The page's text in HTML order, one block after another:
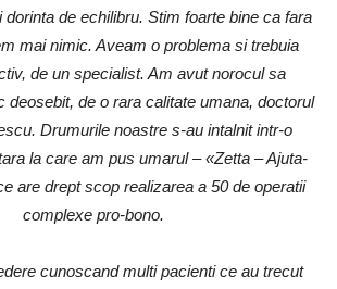
dorinta de echilibru. Stim foarte bine ca fara
mai nimic. Aveam o problema si trebuia
de un specialist. Am avut norocul sa
deosebit, de o rara calitate umana, doctorul
Drumurile noastre s-au intalnit intr-o
la care am pus umarul – «Zetta – Ajuta-
are drept scop realizarea a 50 de operatii
complexe pro-bono.
cunoscand multi pacienti ce au trecut